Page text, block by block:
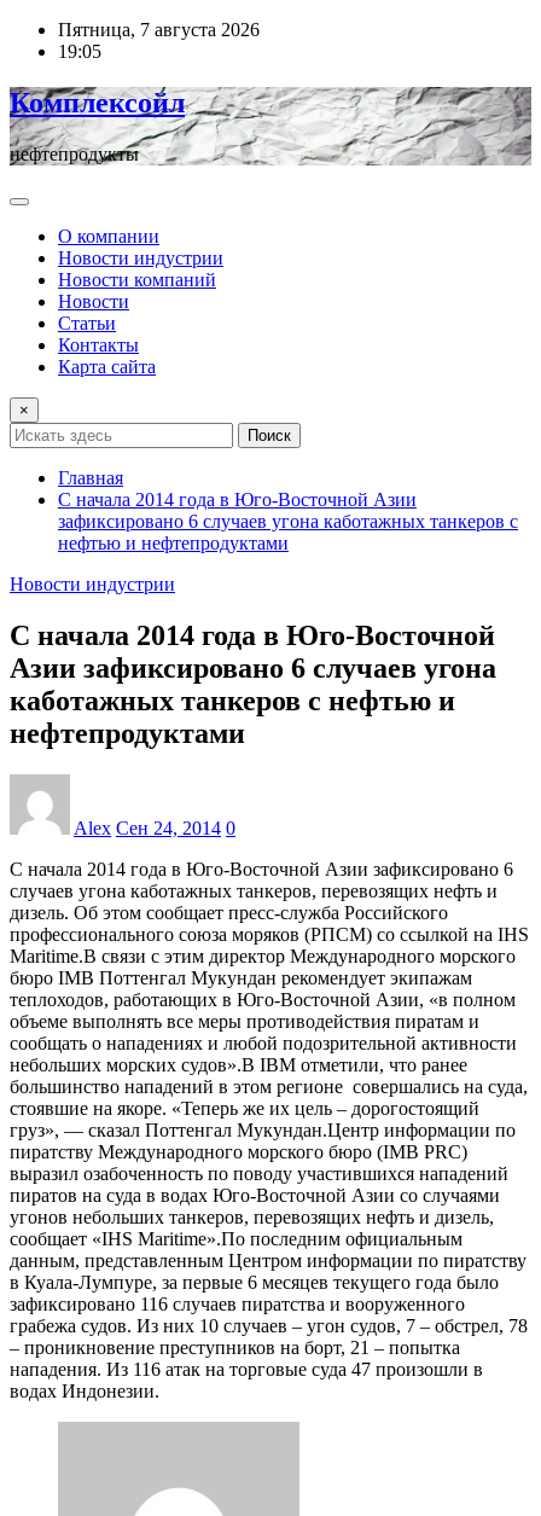
ПерейтиПятница, 7 августа 2026
19:05
Комплексойл
нефтепродукты
О компании
Новости индустрии
Новости компаний
Новости
Статьи
Контакты
Карта сайта
×
Поиск
Главная
С начала 2014 года в Юго-Восточной Азии
зафиксировано 6 случаев угона каботажных танкеров с
нефтью и нефтепродуктами
Новости индустрии
С начала 2014 года в Юго-Восточной
Азии зафиксировано 6 случаев угона
каботажных танкеров с нефтью и
нефтепродуктами
Alex Сен 24, 2014 0
С начала 2014 года в Юго-Восточной Азии зафиксировано 6
случаев угона каботажных танкеров, перевозящих нефть и
дизель. Об этом сообщает пресс-служба Российского
профессионального союза моряков (РПСМ) со ссылкой на IHS
Maritime.В связи с этим директор Международного морского
бюро IMB Поттенгал Мукундан рекомендует экипажам
теплоходов, работающих в Юго-Восточной Азии, «в полном
объеме выполнять все меры противодействия пиратам и
сообщать о нападениях и любой подозрительной активности
небольших морских судов».В IBM отметили, что ранее
большинство нападений в этом регионе совершались на суда,
стоявшие на якоре. «Теперь же их цель – дорогостоящий
груз», — сказал Поттенгал Мукундан.Центр информации по
пиратству Международного морского бюро (IMB PRC)
выразил озабоченность по поводу участившихся нападений
пиратов на суда в водах Юго-Восточной Азии со случаями
угонов небольших танкеров, перевозящих нефть и дизель,
сообщает «IHS Maritime».По последним официальным
данным, представленным Центром информации по пиратству
в Куала-Лумпуре, за первые 6 месяцев текущего года было
зафиксировано 116 случаев пиратства и вооруженного
грабежа судов. Из них 10 случаев – угон судов, 7 – обстрел, 78
– проникновение преступников на борт, 21 – попытка
нападения. Из 116 атак на торговые суда 47 произошли в
водах Индонезии.